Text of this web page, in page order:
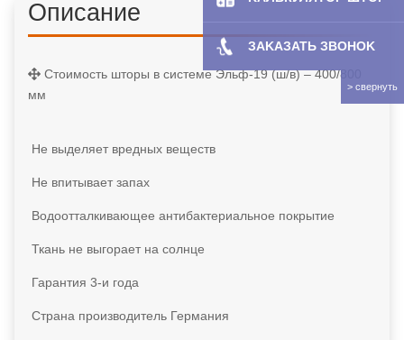
Описание
Стоимость шторы в системе Эльф-19 (ш/в) – 400/800
мм
Не выделяет вредных веществ
Не впитывает запах
Водоотталкивающее антибактериальное покрытие
Ткань не выгорает на солнце
Гарантия 3-и года
Страна производитель Германия
ЗAKAЗATЬ ЗBOHOK